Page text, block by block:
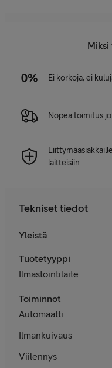
Miksi
Ei korkoja, ei
Nopea toimitus
laitteisiin
Tekniset tiedot
Yleistä
Tuotetyyppi
Ilmastointilaite
Toiminnot
Automaatti
Ilmankuivaus
Viilennys